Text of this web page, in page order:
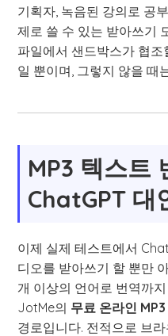
기획자, 녹음된 강의로 공
제로 쓸 수 있는 받아쓰기
파일에서 샌드박스가 협
일 뿐이며, 그렇지 않을 때
MP3 텍스트
ChatGPT 대
이제 실제 테스트에서
디오를 받아쓰기 할 뿐만
개 이상의 언어로 번역까
JotMe의 무료 온라인
경로입니다. 전적으로 브